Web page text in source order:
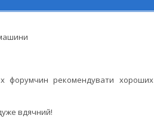
форумчин рекомендувати хороших
вдячний!